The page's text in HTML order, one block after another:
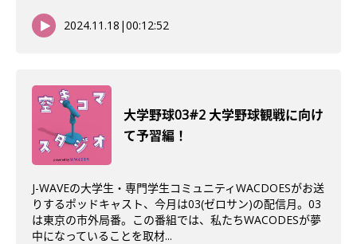
2024.11.18 |00:12:52
大学野球03#2 大学野球観戦に向け
て予習編！
J-WAVEの大学生・専門学生コミュニティWACDOESがお送
りするポッドキャスト、今月は03(ゼロサン)の配信月。03
は東京の市外局番。この番組では、私たちWACODESが夢
中になっていることを取材...